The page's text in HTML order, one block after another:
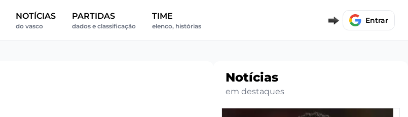
NOTÍCIAS
do vasco
PARTIDAS
dados e classificação
TIME
elenco, histórias
Entrar
Notícias
em destaques